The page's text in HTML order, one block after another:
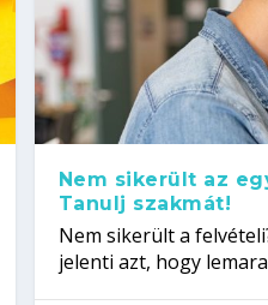
Nem sikerült az
Tanulj szakmát!
Nem sikerült a
jelenti azt, hogy